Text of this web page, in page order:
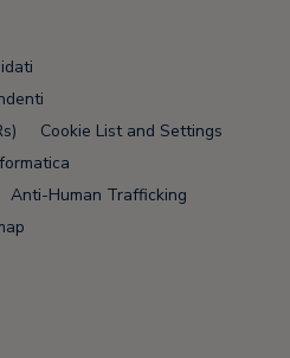
n
k
e
d
i
F
e
Cookie List and Settings
Anti-Human Trafficking